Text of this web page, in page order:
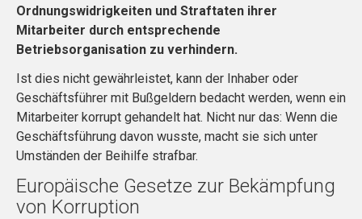
Ordnungswidrigkeiten und Straftaten ihrer
Mitarbeiter durch entsprechende
Betriebsorganisation zu verhindern.
Ist dies nicht gewährleistet, kann der Inhaber oder
Geschäftsführer mit Bußgeldern bedacht werden, wenn ein
Mitarbeiter korrupt gehandelt hat. Nicht nur das: Wenn die
Geschäftsführung davon wusste, macht sie sich unter
Umständen der Beihilfe strafbar.
Europäische Gesetze zur Bekämpfung
von Korruption